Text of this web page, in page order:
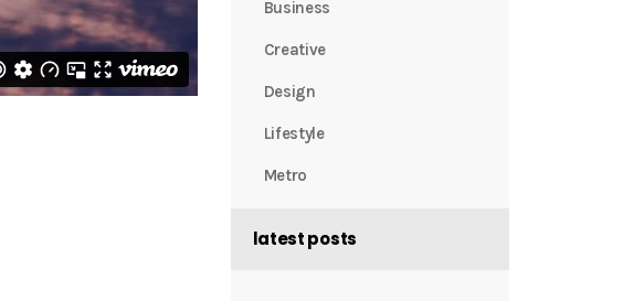
Business
Creative
Design
Lifestyle
Metro
latest posts